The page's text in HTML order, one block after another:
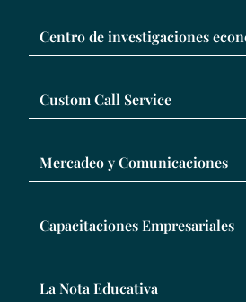
Centro de investigaciones
Custom Call Service
Mercadeo y Comunicaciones
Capacitaciones Empresariales
La Nota Educativa